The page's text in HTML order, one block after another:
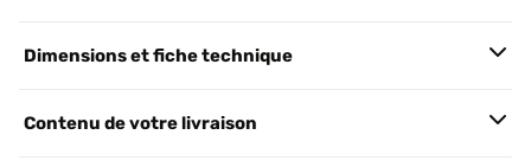
Dimensions et fiche technique
Contenu de votre livraison